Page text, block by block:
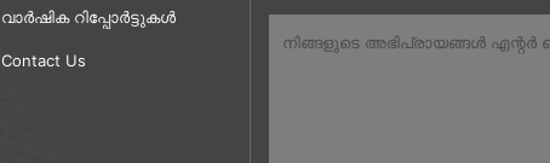
വാർഷിക റിപ്പോർട്ടുകൾ
Contact Us